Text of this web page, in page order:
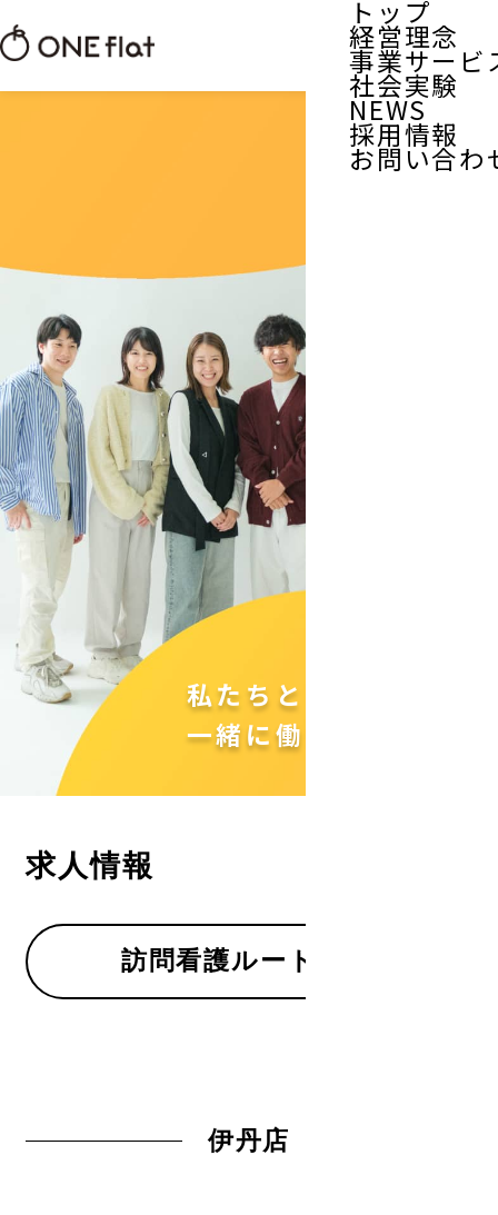
トップ
経営理念
事業サービ
社会実験
NEWS
採用情報
お問い合わ
私たちと
一緒に働きましょう！
求人情報
訪問看護ルート
伊丹店